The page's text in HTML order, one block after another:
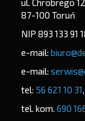
ul. Chrobrego
87-100 Toruń
NIP 893 133 91
e-mail:
e-mail:
tel: 56 621 10 31
tel. kom. 690